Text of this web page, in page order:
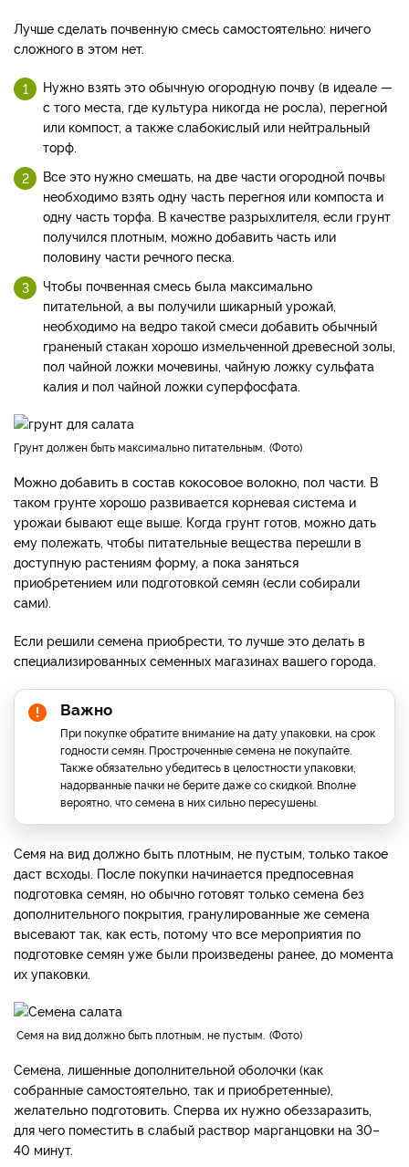
Лучше сделать почвенную смесь самостоятельно: ничего
сложного в этом нет.
Нужно взять это обычную огородную почву (в идеале —
с того места, где культура никогда не росла), перегной
или компост, а также слабокислый или нейтральный
торф.
Все это нужно смешать, на две части огородной почвы
необходимо взять одну часть перегноя или компоста и
одну часть торфа. В качестве разрыхлителя, если грунт
получился плотным, можно добавить часть или
половину части речного песка.
Чтобы почвенная смесь была максимально
питательной, а вы получили шикарный урожай,
необходимо на ведро такой смеси добавить обычный
граненый стакан хорошо измельченной древесной золы,
пол чайной ложки мочевины, чайную ложку сульфата
калия и пол чайной ложки суперфосфата.
Грунт должен быть максимально питательным. Фото
Можно добавить в состав кокосовое волокно, пол части. В
таком грунте хорошо развивается корневая система и
урожаи бывают еще выше. Когда грунт готов, можно дать
ему полежать, чтобы питательные вещества перешли в
доступную растениям форму, а пока заняться
приобретением или подготовкой семян (если собирали
сами).
Если решили семена приобрести, то лучше это делать в
специализированных семенных магазинах вашего города.
Важно
При покупке обратите внимание на дату упаковки, на срок
годности семян. Простроченные семена не покупайте.
Также обязательно убедитесь в целостности упаковки,
надорванные пачки не берите даже со скидкой. Вполне
вероятно, что семена в них сильно пересушены.
Семя на вид должно быть плотным, не пустым, только такое
даст всходы. После покупки начинается предпосевная
подготовка семян, но обычно готовят только семена без
дополнительного покрытия, гранулированные же семена
высевают так, как есть, потому что все мероприятия по
подготовке семян уже были произведены ранее, до момента
их упаковки.
Семя на вид должно быть плотным, не пустым. Фото
Семена, лишенные дополнительной оболочки (как
собранные самостоятельно, так и приобретенные),
желательно подготовить. Сперва их нужно обеззаразить,
для чего поместить в слабый раствор марганцовки на 30–
40 минут.